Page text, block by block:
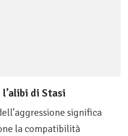
di Stasi
significa
la compatibilità